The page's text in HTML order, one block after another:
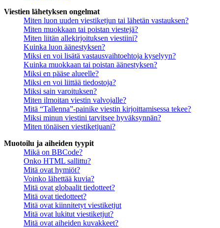
Viestien lähetyksen ongelmat
Miten luon uuden viestiketjun tai lähetän vastauksen?
Miten muokkaan tai poistan viestejä?
Miten liitän allekirjoituksen viestiini?
Kuinka luon äänestyksen?
Miksi en voi lisätä vastausvaihtoehtoja kyselyyn?
Kuinka muokkaan tai poistan äänestyksen?
Miksi en pääse alueelle?
Miksi en voi liittää tiedostoja?
Miksi sain varoituksen?
Miten ilmoitan viestin valvojalle?
Mitä “Tallenna”-painike viestin kirjoittamisessa tekee?
Miksi minun viestini tarvitsee hyväksynnän?
Miten tönäisen viestiketjuani?
Muotoilu ja aiheiden tyypit
Mikä on BBCode?
Onko HTML sallittu?
Mitä ovat hymiöt?
Voinko lähettää kuvia?
Mitä ovat globaalit tiedotteet?
Mitä ovat tiedotteet?
Mitä ovat kiinnitetyt viestiketjut
Mitä ovat lukitut viestiketjut?
Mitä ovat aiheiden kuvakkeet?